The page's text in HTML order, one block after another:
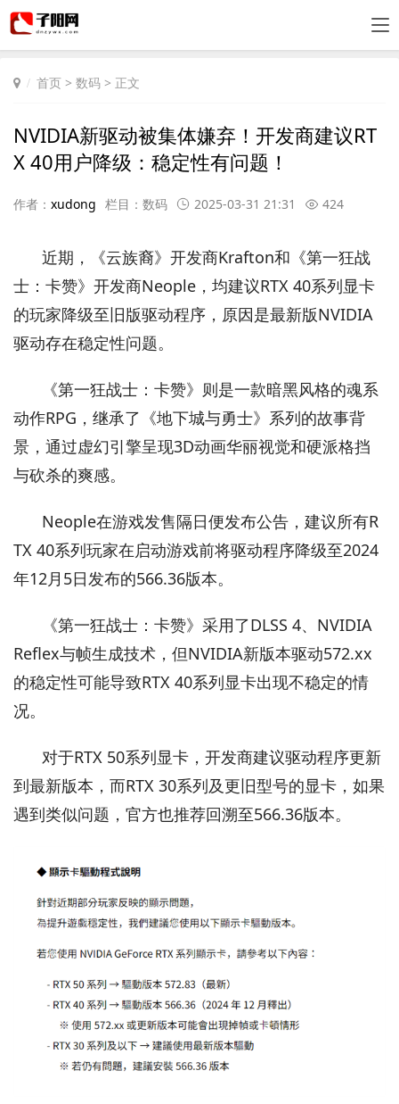
首页 > 数码 > 正文
NVIDIA新驱动被集体嫌弃！开发商建议RT
X 40用户降级：稳定性有问题！
作者： xudong 栏目： 数码 2025-03-31 21:31 424
近期，《云族裔》开发商Krafton和《第一狂战
士：卡赞》开发商Neople，均建议RTX 40系列显卡
的玩家降级至旧版驱动程序，原因是最新版NVIDIA
驱动存在稳定性问题。
《第一狂战士：卡赞》则是一款暗黑风格的魂系
动作RPG，继承了《地下城与勇士》系列的故事背
景，通过虚幻引擎呈现3D动画华丽视觉和硬派格挡
与砍杀的爽感。
Neople在游戏发售隔日便发布公告，建议所有R
TX 40系列玩家在启动游戏前将驱动程序降级至2024
年12月5日发布的566.36版本。
《第一狂战士：卡赞》采用了DLSS 4、NVIDIA
Reflex与帧生成技术，但NVIDIA新版本驱动572.xx
的稳定性可能导致RTX 40系列显卡出现不稳定的情
况。
对于RTX 50系列显卡，开发商建议驱动程序更新
到最新版本，而RTX 30系列及更旧型号的显卡，如果
遇到类似问题，官方也推荐回溯至566.36版本。